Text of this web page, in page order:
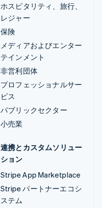
ホスピタリティ、旅行、
レジャー
保険
メディアおよびエンター
テインメント
非営利団体
プロフェッショナルサー
ビス
パブリックセクター
小売業
連携とカスタムソリュー
ション
Stripe App Marketplace
Stripe パートナーエコシ
ステム